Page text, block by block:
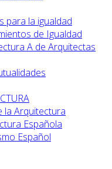
para la igualdad
de Igualdad
A de Arquitectas
la Arquitectura
Española
Español